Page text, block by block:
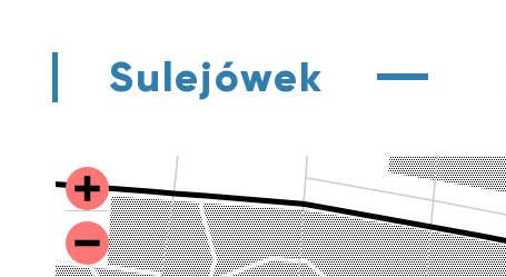
Sulejówek